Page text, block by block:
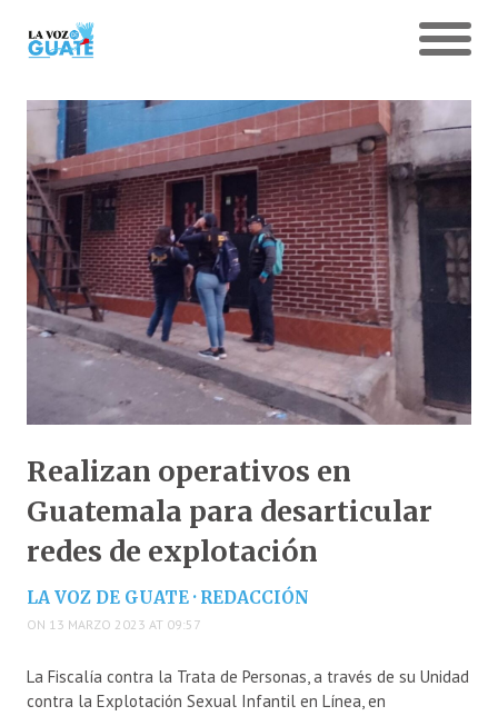
Realizan operativos en
Guatemala para desarticular
redes de explotación
LA VOZ DE GUATE · REDACCIÓN
ON 13 MARZO 2023 AT 09:57
La Fiscalía contra la Trata de Personas, a través de su Unidad
contra la Explotación Sexual Infantil en Línea, en